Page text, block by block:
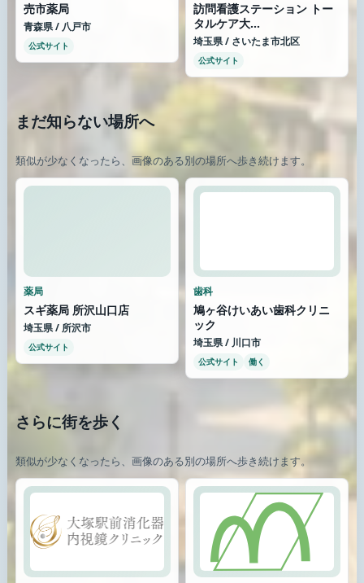
売市薬局
青森県 / 八戸市
公式サイト
訪問看護ステーション トー
タルケア大...
埼玉県 / さいたま市北区
公式サイト
まだ知らない場所へ
類似が少なくなったら、画像のある別の場所へ歩き続けます。
薬局
スギ薬局 所沢山口店
埼玉県 / 所沢市
公式サイト
歯科
鳩ヶ谷けいあい歯科クリニ
ック
埼玉県 / 川口市
公式サイト 働く
さらに街を歩く
類似が少なくなったら、画像のある別の場所へ歩き続けます。